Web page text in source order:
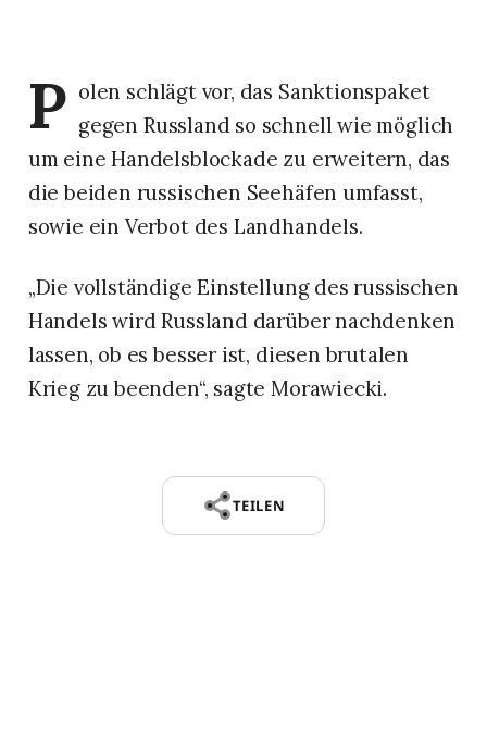
P olen schlägt vor, das Sanktionspaket
gegen Russland so schnell wie möglich
um eine Handelsblockade zu erweitern, das
die beiden russischen Seehäfen umfasst,
sowie ein Verbot des Landhandels.
„Die vollständige Einstellung des russischen
Handels wird Russland darüber nachdenken
lassen, ob es besser ist, diesen brutalen
Krieg zu beenden“, sagte Morawiecki.
TEILEN